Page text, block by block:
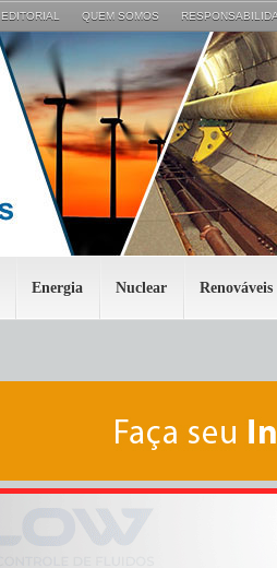
EDITORIAL QUEM SOMOS
Energia Nuclear Renováveis